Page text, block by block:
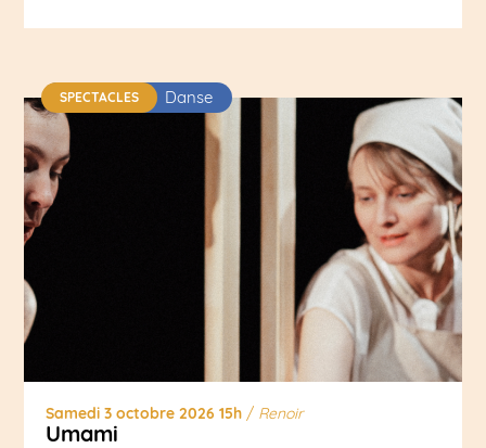
Samedi 3 octobre 2026 15h/ Renoir
Umami
SPECTACLES Danse